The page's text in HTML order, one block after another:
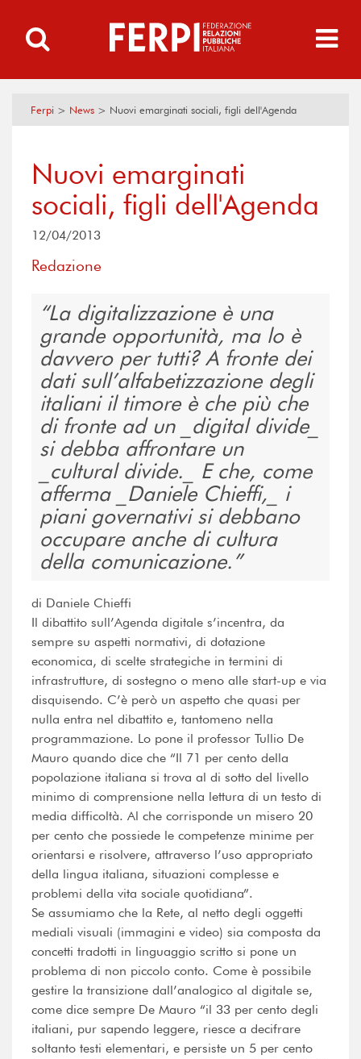
Ferpi > News > Nuovi emarginati sociali, figli dell'Agenda
Nuovi emarginati
sociali, figli dell'Agenda
12/04/2013
Redazione
La digitalizzazione è una
grande opportunità, ma lo è
davvero per tutti? A fronte dei
dati sull’alfabetizzazione degli
italiani il timore è che più che
di fronte ad un _digital divide_
si debba affrontare un
_cultural divide._ E che, come
afferma _Daniele Chieffi,_ i
piani governativi si debbano
occupare anche di cultura
della comunicazione.
di Daniele Chieffi
Il dibattito sull’Agenda digitale s’incentra, da
sempre su aspetti normativi, di dotazione
economica, di scelte strategiche in termini di
infrastrutture, di sostegno o meno alle start-up e via
disquisendo. C’è però un aspetto che quasi per
nulla entra nel dibattito e, tantomeno nella
programmazione. Lo pone il professor Tullio De
Mauro quando dice che “Il 71 per cento della
popolazione italiana si trova al di sotto del livello
minimo di comprensione nella lettura di un testo di
media difficoltà. Al che corrisponde un misero 20
per cento che possiede le competenze minime per
orientarsi e risolvere, attraverso l’uso appropriato
della lingua italiana, situazioni complesse e
problemi della vita sociale quotidiana”.
Se assumiamo che la Rete, al netto degli oggetti
mediali visuali (immagini e video) sia composta da
concetti tradotti in linguaggio scritto si pone un
problema di non piccolo conto. Come è possibile
gestire la transizione dall’analogico al digitale se,
come dice sempre De Mauro “il 33 per cento degli
italiani, pur sapendo leggere, riesce a decifrare
soltanto testi elementari, e persiste un 5 per cento